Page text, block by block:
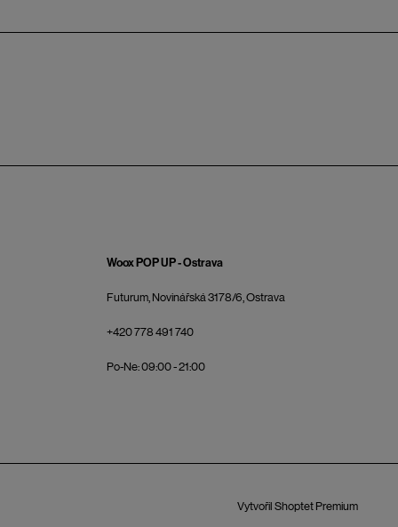
Woox POP UP - Ostrava
Futurum, Novinářská 3178/6, Ostrava
+420 778 491 740
Po-Ne: 09:00 - 21:00
Vytvořil Shoptet Premium